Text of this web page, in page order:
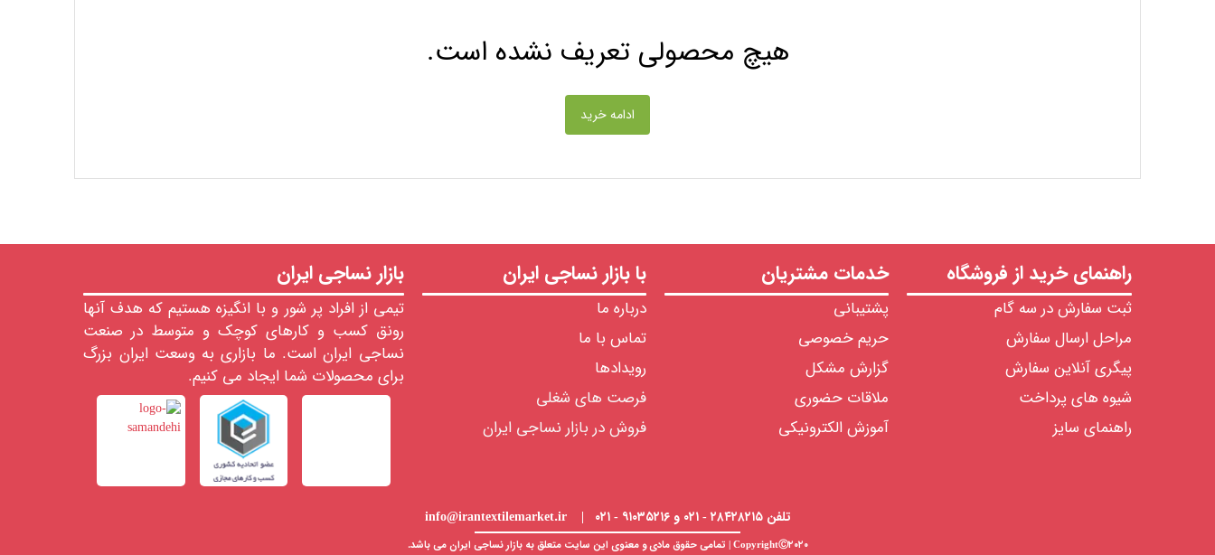
هیچ محصولی تعریف نشده است.
ادامه خرید
راهنمای خرید از فروشگاه
ثبت سفارش در سه گام
مراحل ارسال سفارش
پیگری آنلاین سفارش
شیوه های پرداخت
راهنمای سایز
خدمات مشتریان
پشتیبانی
حریم خصوصی
گزارش مشکل
ملاقات حضوری
آموزش الکترونیکی
با بازار نساجی ایران
درباره ما
تماس با ما
رویدادها
فرصت های شغلی
فروش در بازار نساجی ایران
بازار نساجی ایران
تیمی از افراد پر شور و با انگیزه هستیم که هدف آنها
رونق کسب و کارهای کوچک و متوسط در صنعت
نساجی ایران است. ما بازاری به وسعت ایران بزرگ
برای محصولات شما ایجاد می کنیم.
تلفن ۲۸۴۲۸۲۱۵ - ۰۲۱ و ۹۱۰۳۵۲۱۶ - ۰۲۱ | info@irantextilemarket.ir
CopyrightⒸ۲۰۲۰ | تمامی حقوق مادی و معنوی این سایت متعلق به بازار نساجی ایران می باشد.